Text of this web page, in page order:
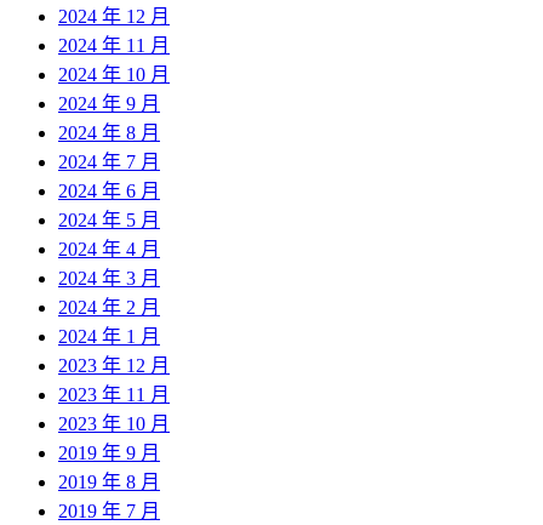
2024 年 12 月
2024 年 11 月
2024 年 10 月
2024 年 9 月
2024 年 8 月
2024 年 7 月
2024 年 6 月
2024 年 5 月
2024 年 4 月
2024 年 3 月
2024 年 2 月
2024 年 1 月
2023 年 12 月
2023 年 11 月
2023 年 10 月
2019 年 9 月
2019 年 8 月
2019 年 7 月